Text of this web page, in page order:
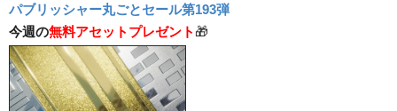
パブリッシャー丸ごとセール第193弾
今週の無料アセットプレゼント 🎁